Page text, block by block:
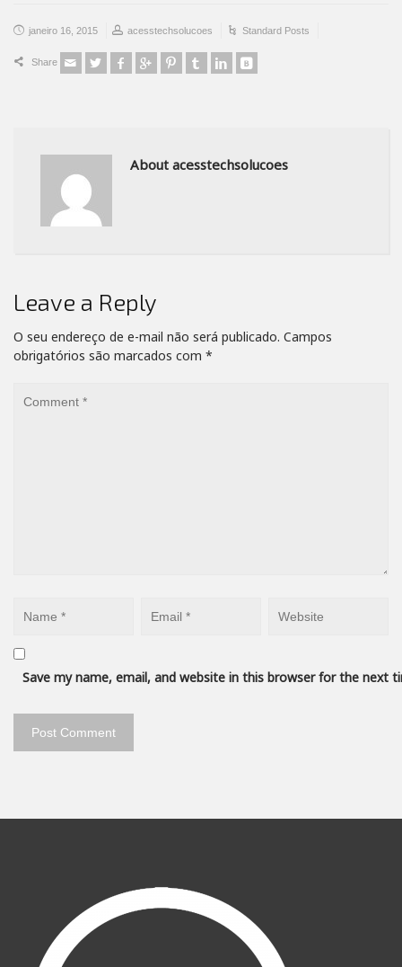
janeiro 16, 2015 acesstechsolucoes Standard Posts
Share
About acesstechsolucoes
Leave a Reply
O seu endereço de e-mail não será publicado. Campos
obrigatórios são marcados com *
Save my name, email, and website in this browser for the next